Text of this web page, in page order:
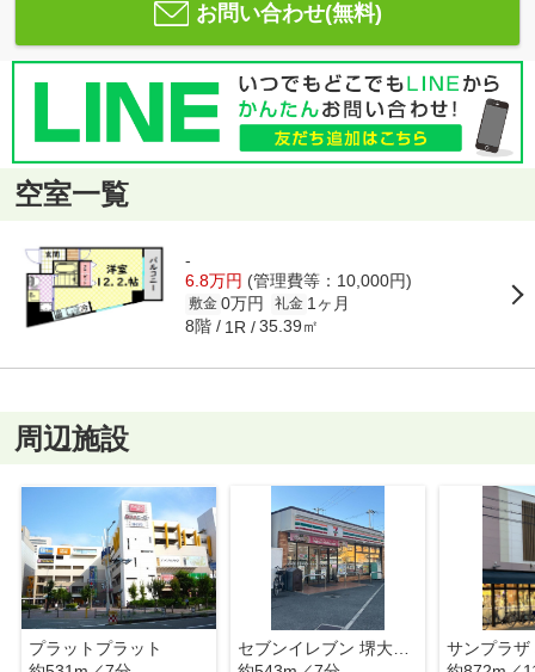
お問い合わせ(無料)
空室一覧
-
6.8万円 (管理費等：10,000円)
敷金 0万円 礼金 1ヶ月
8階 1R 35.39㎡
周辺施設
プラットプラット
セブンイレブン 堺大浜中町3丁店